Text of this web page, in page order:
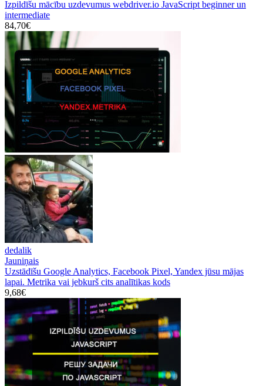
Izpildīšu mācību uzdevumus webdriver.io JavaScript beginner un
intermediate
84,70€
dedalik
Jauniņais
Uzstādīšu Google Analytics, Facebook Pixel, Yandex jūsu mājas
lapai. Metrika vai jebkurš cits analītikas kods
9,68€